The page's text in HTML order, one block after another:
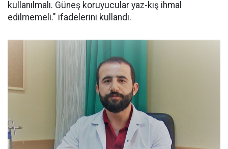
kullanılmalı. Güneş koruyucular yaz-kış ihmal
edilmemeli." ifadelerini kullandı.